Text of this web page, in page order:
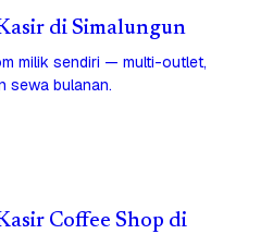
di Simalungun
milik sendiri — multi-outlet,
sewa bulanan.
Coffee Shop di